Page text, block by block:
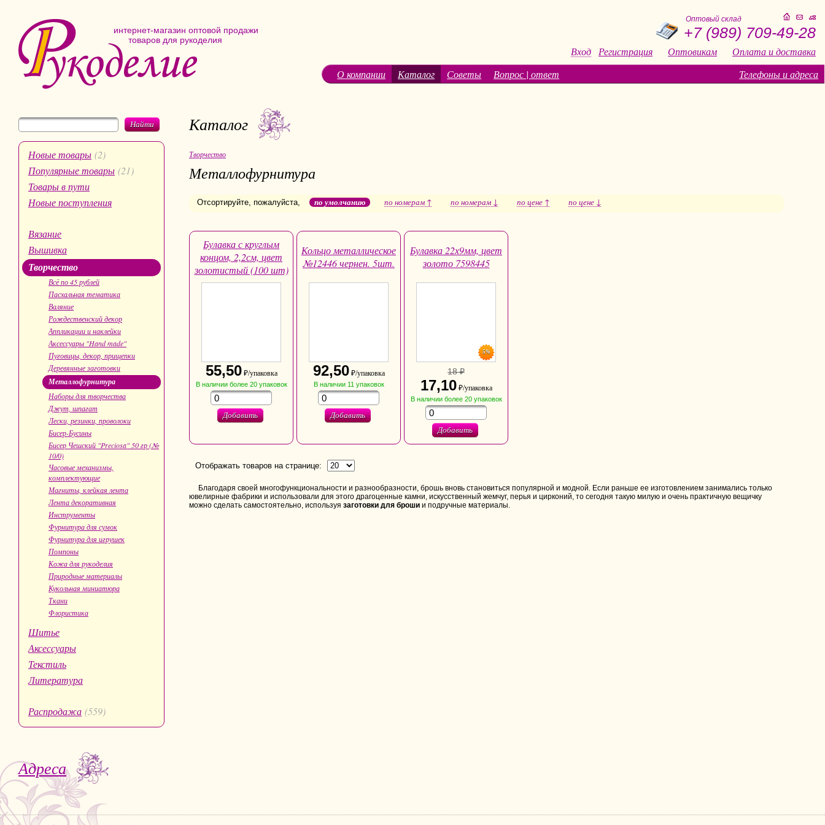
интернет-магазин оптовой продажи
товаров для рукоделия
Оптовый склад
+7 (989) 709-49-28
Вход Регистрация Оптовикам
Оплата и доставка
Телефоны и адреса
О компании Каталог Советы Вопрос | ответ
Найти
Новые товары (2)
Популярные товары (21)
Товары в пути
Новые поступления
Вязание
Вышивка
Творчество
Всё по 45 рублей
Пасхальная тематика
Валяние
Рождественский декор
Аппликации и наклейки
Аксессуары "Hand made"
Пуговицы, декор, прищепки
Деревянные заготовки
Металлофурнитура
Наборы для творчества
Джут, шпагат
Лески, резинки, проволоки
Бисер-Бусины
Бисер Чешский "Preciosa" 50 гр (№
10/0)
Часовые механизмы,
комплектующие
Магниты, клейкая лента
Лента декоративная
Инструменты
Фурнитура для сумок
Фурнитура для игрушек
Помпоны
Кожа для рукоделия
Природные материалы
Кукольная миниатюра
Ткани
Флористика
Шитье
Аксессуары
Текстиль
Литература
Распродажа (559)
Адреса
Каталог
Творчество
Металлофурнитура
Отсортируйте, пожалуйста, по умолчанию по номерам ↑ по номерам ↓ по цене ↑ по цене ↓
Булавка с круглым
концом, 2,2см, цвет
золотистый (100 шт)
55,50₽/упаковка
В наличии более 20 упаковок
Добавить
Кольцо металлическое
№12446 чернен. 5шт.
92,50₽/упаковка
В наличии 11 упаковок
Добавить
Булавка 22х9мм, цвет
золото 7598445
5%
18 ₽
17,10₽/упаковка
В наличии более 20 упаковок
Добавить
Отображать товаров на странице:
Благодаря своей многофункциональности и разнообразности, брошь вновь становиться популярной и модной. Если раньше ее изготовлением занимались только
ювелирные фабрики и использовали для этого драгоценные камни, искусственный жемчуг, перья и цирконий, то сегодня такую милую и очень практичную вещичку
можно сделать самостоятельно, используя заготовки для броши и подручные материалы.